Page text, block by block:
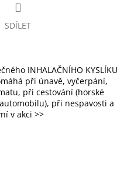
SDÍLET
INHALAČNÍHO KYSLÍKU
při únavě, vyčerpání,
při cestování (horské
při nespavosti a
v akci >>